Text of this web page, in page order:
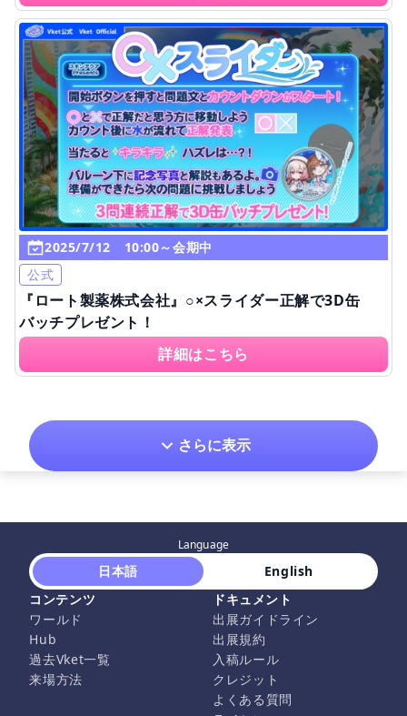
2025/7/12 10:00～会期中
公式
『ロート製薬株式会社』○×スライダー正解で3D缶
バッチプレゼント！
詳細はこちら
さらに表示
Language
日本語
English
コンテンツ
ワールド
Hub
過去Vket一覧
来場方法
ドキュメント
出展ガイドライン
出展規約
入稿ルール
クレジット
よくある質問